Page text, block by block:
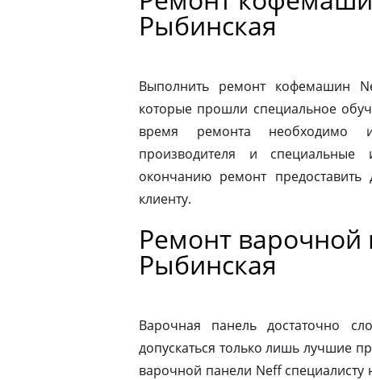
Рыбинская
Выполнить ремонт кофемашин
которые прошли специальное
время ремонта необходимо
производителя и
окончанию ремонт предоставить
клиенту.
Ремонт варочной
Рыбинская
Варочная панель достаточно
допускаться только лишь лучшие
варочной панели Neff специалисту